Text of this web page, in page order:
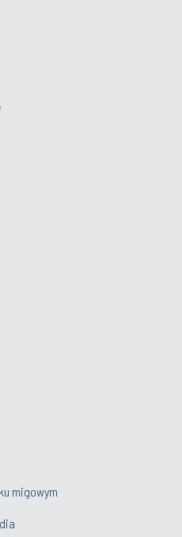
migowym